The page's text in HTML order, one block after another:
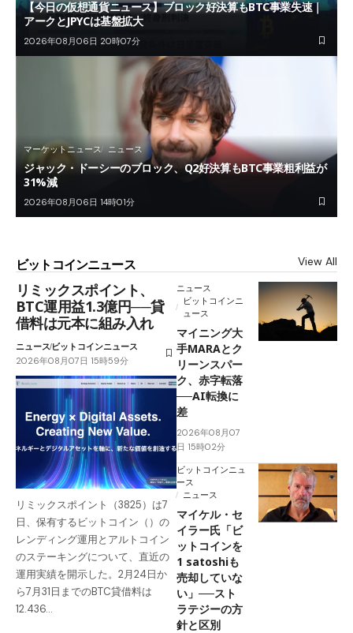
【今日の仮想通貨ニュース】ブロック好決算もBTC事業失速｜
アークとJPYCは基盤拡大
2026年08月06日 20時07分
マーケットニュース ニュース
ジャック・ドーシーのブロック、Q2好決算もBTC事業粗利益が
31%減
2026年08月06日 14時01分
ビットコインニュース View All
リミックスポイント、
BTC運用益1.3億円──貸
借料は元本に組み入れ
ニュースビットコインニュース
2026年08月07日 15時59分
リミックスポイント（3825）は7
日、保有するビットコイン（）の
レンディング運用とアルトコイン
のステーキングについて、直近の
運用実績を開示した。2月24日か
ら7月31日までのBTC貸借料は
12.436…
ニュース
ビットコインニ
ュース
マイニング大
手MARAとク
リーンスパー
ク、赤字転落
──AI転換に
差
2026年08月07
日 15時02分
ビットコインニュ
ース
ニュース
マイケル・セ
イラー氏「ビ
ットコインを
1 satoshiも
売却していな
い」──スト
ラテジーの方
針と区別